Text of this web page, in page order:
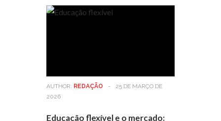
AUTHOR: REDAÇÃO -
25 DE MARÇO DE
2026
Educação flexível e o mercado: